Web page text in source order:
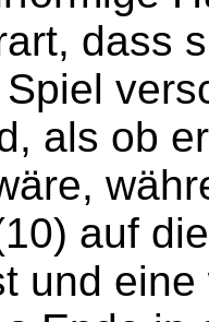
dass
als ob
auf
und